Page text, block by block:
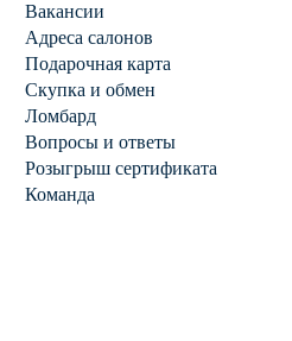
Вакансии
Адреса салонов
Подарочная карта
Скупка и обмен
Ломбард
Вопросы и ответы
Розыгрыш сертификата
Команда